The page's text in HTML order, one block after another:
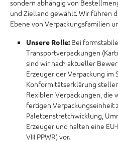
sondern abhängig von
und Zielland gewählt. Wir führen
Ebene von Verpackungsfamilien
Unsere Rolle: Bei
Transportverpackungen
sind wir nach aktueller
Erzeuger der Verpackung im
Konformitätserklärung
flexiblen Verpackungen, die
fertigen Verpackungseinheit
Palettenstretchwicklung,
Erzeuger und halten eine
VIII PPWR) vor.